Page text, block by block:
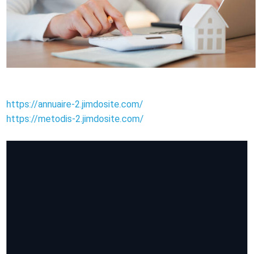
https://annuaire-2.jimdosite.com/
https://metodis-2.jimdosite.com/